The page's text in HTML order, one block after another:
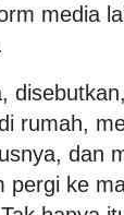
media
rumah,
dan
pergi ke